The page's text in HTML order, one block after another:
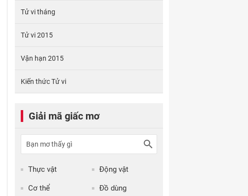
Tử vi tháng
Tử vi 2015
Vận hạn 2015
Kiến thức Tử vi
Giải mã giấc mơ
Thực vật Động vật
Cơ thể Đồ dùng